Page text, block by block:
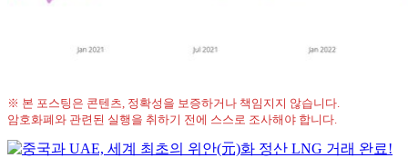
※ 본 포스팅은 콘텐츠, 정확성을 보증하거나 책임지지 않습니다.
암호화폐와 관련된 실행을 취하기 전에 스스로 조사해야 합니다.